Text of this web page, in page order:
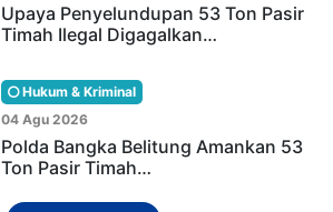
Upaya Penyelundupan 53 Ton Pasir
Timah Ilegal Digagalkan…
Hukum & Kriminal
04 Agu 2026
Polda Bangka Belitung Amankan 53
Ton Pasir Timah…